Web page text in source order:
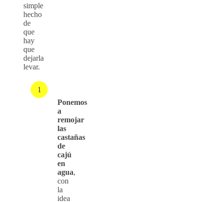
simple
hecho
de
que
hay
que
dejarla
levar.
Ponemos
a
remojar
las
castañas
de
cajú
en
agua,
con
la
idea